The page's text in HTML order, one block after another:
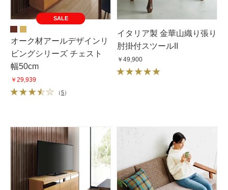
SALE
オーク材アールデザインリ
ビングシリーズ チェスト
幅50cm
￥29,939
（5）
イタリア製 金華山織り張り
肘掛付スツールII
￥49,900